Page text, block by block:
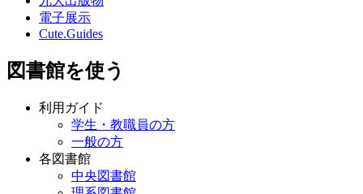
電子展示
Cute.Guides
図書館を使う
利用ガイド
学生・教職員の方
一般の方
各図書館
中央図書館